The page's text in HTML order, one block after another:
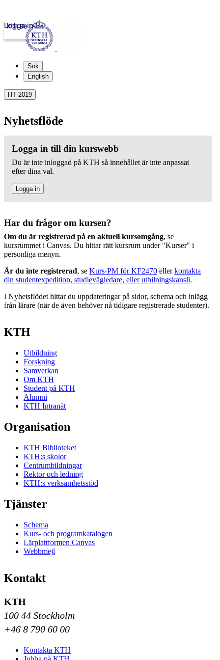
kth.se
Logga in
Sök
English
HT 2019
Nyhetsflöde
Logga in till din kurswebb
Du är inte inloggad på KTH så innehållet är inte anpassat
efter dina val.
Logga in
Har du frågor om kursen?
Om du är registrerad på en aktuell kursomgång, se
kursrummet i Canvas. Du hittar rätt kursrum under "Kurser" i
personliga menyn.
Är du inte registrerad, se Kurs-PM för KF2470 ellerkontakta
din studentexpedition, studievägledare, eller utbilningskansli.
I Nyhetsflödet hittar du uppdateringar på sidor, schema och inlägg
från lärare (när de även behöver nå tidigare registrerade studenter).
KTH
Utbildning
Forskning
Samverkan
Om KTH
Student på KTH
Alumni
KTH Intranät
Organisation
KTH Biblioteket
KTH:s skolor
Centrumbildningar
Rektor och ledning
KTH:s verksamhetsstöd
Tjänster
Schema
Kurs- och programkatalogen
Lärplattformen Canvas
Webbmejl
Kontakt
KTH
100 44 Stockholm
+46 8 790 60 00
Kontakta KTH